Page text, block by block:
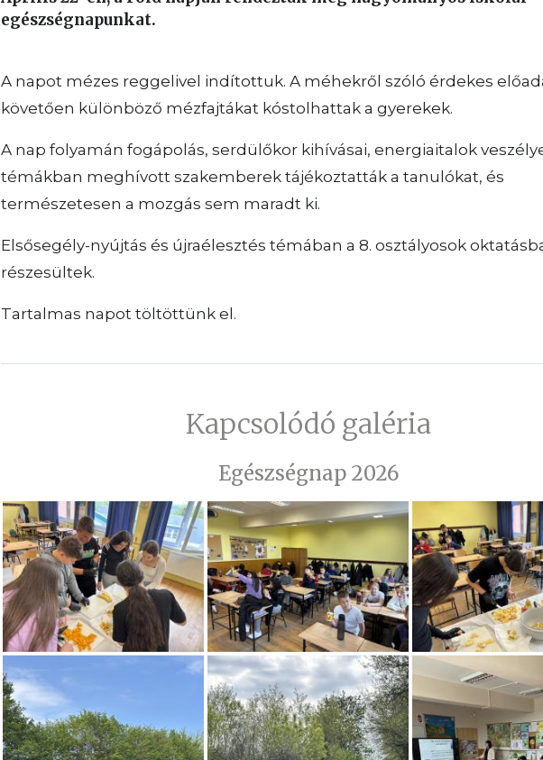
egészségnapunkat.
A napot mézes reggelivel indítottuk. A méhekről szóló érdekes
követően különböző mézfajtákat kóstolhattak a gyerekek.
A nap folyamán fogápolás, serdülőkor kihívásai, energiaitalok
témákban meghívott szakemberek tájékoztatták a tanulókat, és
természetesen a mozgás sem maradt ki.
Elsősegély-nyújtás és újraélesztés témában a 8. osztályosok
részesültek.
Tartalmas napot töltöttünk el.
Kapcsolódó galéria
Egészségnap 2026